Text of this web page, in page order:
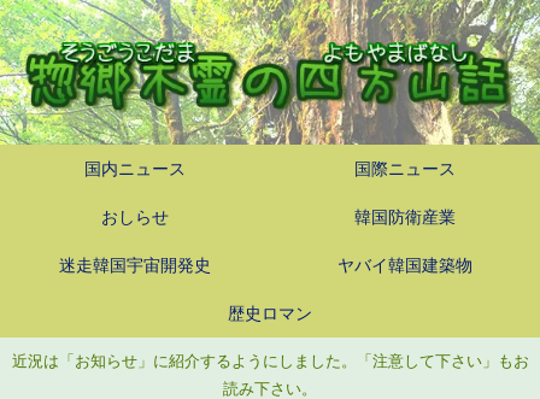
国内ニュース 国際ニュース
おしらせ 韓国防衛産業
迷走韓国宇宙開発史 ヤバイ韓国建築物
歴史ロマン
近況は「お知らせ」に紹介するようにしました。「注意して下さい」もお
読み下さい。